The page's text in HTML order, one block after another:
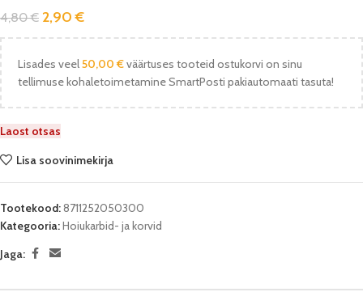
4,80€ 2,90€
Lisades veel50,00 €väärtuses tooteid ostukorvi on sinu
tellimuse kohaletoimetamine SmartPosti pakiautomaati tasuta!
Laost otsas
Lisa soovinimekirja
Tootekood:8711252050300
Kategooria:Hoiukarbid- ja korvid
Jaga: